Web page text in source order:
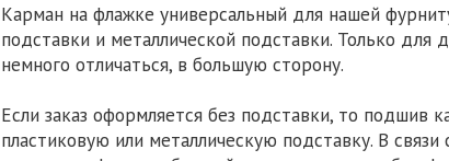
Карман на флажке универсальный для нашей
подставки и металлической подставки. Только
немного отличаться, в большую сторону.
Если заказ оформляется без подставки, то подшив
пластиковую или металлическую подставку. В связи